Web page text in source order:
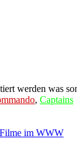
werden was
, Captains
im WWW